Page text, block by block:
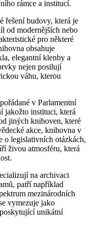
rámce a institucí.
řešení budovy, která je
od modernějších nebo
pro některé
obsahuje
elegantní klenby a
nejen posilují
váhu, kterou
v Parlamentní
jakožto instituci, která
jiných knihoven, které
akce, knihovna v
o legislativních otázkách,
živou atmosféru, která
na archivaci
patří například
mezinárodních
vymezuje jako
unikátní